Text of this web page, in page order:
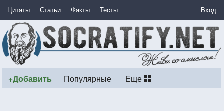
Цитаты Статьи Факты Тесты Вход
+Добавить Популярные Еще